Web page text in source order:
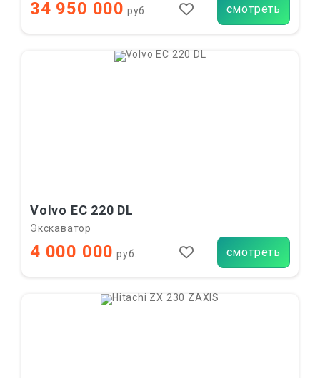
34 950 000 руб. смотреть
Volvo EC 220 DL
Экскаватор
4 000 000 руб. смотреть